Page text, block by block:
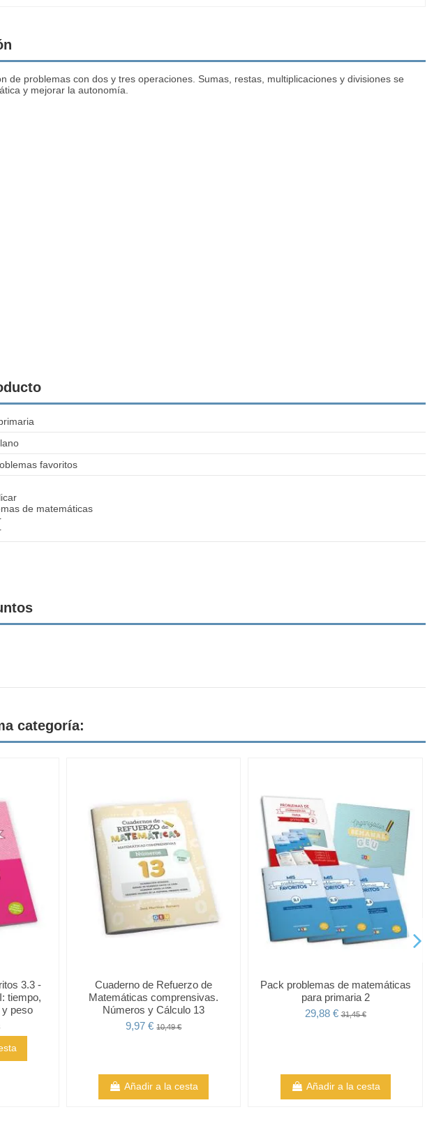
problemas con dos y tres operaciones. Sumas, restas, multiplicaciones y divisiones se
y mejorar la autonomía.
favoritos
de matemáticas
categoría:
3.3 -
tiempo,
y peso
Cuaderno de Refuerzo de
Matemáticas comprensivas.
Números y Cálculo 13
9,97 €10,49 €
Añadir a la cesta
Pack problemas de matemáticas
para primaria 2
29,88 €31,45 €
Añadir a la cesta